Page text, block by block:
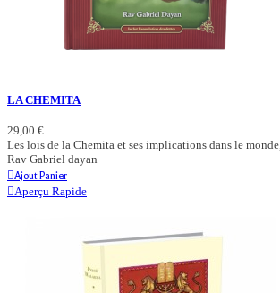
LA CHEMITA
29,00 €
Les lois de la Chemita et ses implications dans le monde,
Rav Gabriel dayan
Ajout Panier
Aperçu Rapide